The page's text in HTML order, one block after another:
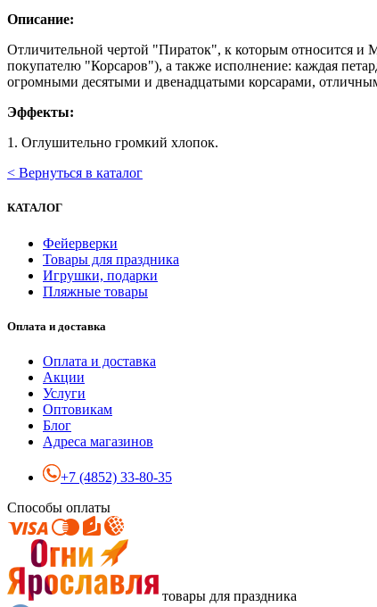
Описание:
Отличительной чертой "Пираток", к которым относится и
покупателю "Корсаров"), а также исполнение: каждая
огромными десятыми и двенадцатыми корсарами, отличным
Эффекты:
1. Оглушительно громкий хлопок.
< Вернуться в каталог
КАТАЛОГ
Фейерверки
Товары для праздника
Игрушки, подарки
Пляжные товары
Оплата и доставка
Оплата и доставка
Акции
Услуги
Оптовикам
Блог
Адреса магазинов
+7 (4852) 33-80-35
Способы оплаты
товары для праздника